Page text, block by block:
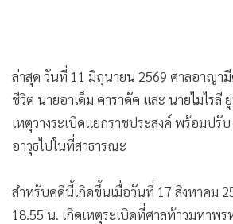
• การเมือง
• ท่องเที่ยว
• กีฬา
• ต่างประเทศ
•
Special Scoop
เศรษฐกิจ-ธุรกิจ
ล่าสุด วันที่ 11 มิถุนายน 2569 ศาลอาญา
ชีวิต นายอาเด็ม คาราดัค และ นายไมไรลี
เหตุวางระเบิดแยกราชประสงค์ พร้อมปรั
อาวุธไปในที่สาธารณะ
สำหรับคดีนี้เกิดขึ้นเมื่อวันที่ 17 สิงหาคม
18.55 น. เกิดเหตุระเบิดที่ศาลท้าวมหาพ